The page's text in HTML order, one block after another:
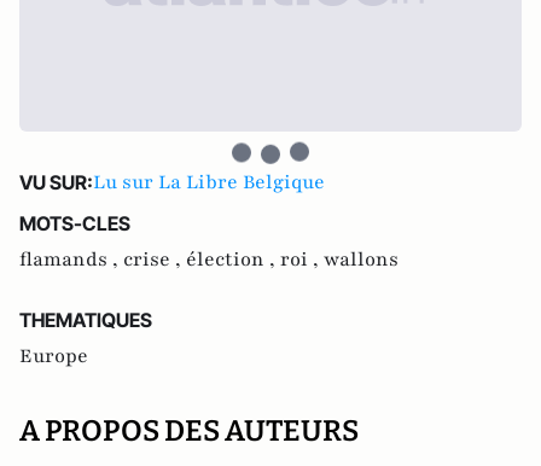
VU SUR:Lu sur La Libre Belgique
MOTS-CLES
flamands , crise , élection , roi , wallons
THEMATIQUES
Europe
A PROPOS DES AUTEURS